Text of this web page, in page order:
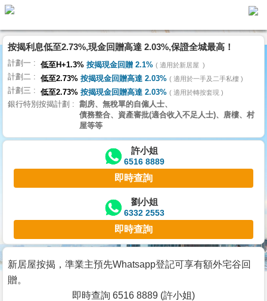
代
理
主
頁
搵
樓/
交
業
主
宅
谷
按
按揭利息低至2.73%,現金回贈高達 2.03%,保證全城最高！
計劃一 低至H+1.3% 按揭現金回贈 2.1% 適用於新居屋
計劃二 低至2.73% 按揭現金回贈高達 2.03% 適用於一手及二手私樓
計劃三 低至2.73% 按揭現金回贈高達 2.03% 適用於轉按套現
銀行特別按揭計劃
劏房、無稅單的自僱人士、
債務整合、資產審批(適合收入不足人士)、唐樓、村
屋等等
許小姐
6516 8889
即時查詢
劉小姐
6332 2553
即時查詢
新居屋按揭，準業主預先Whatsapp登記可享有額外宅谷回
贈。
即時查詢 6516 8889 (許小姐)